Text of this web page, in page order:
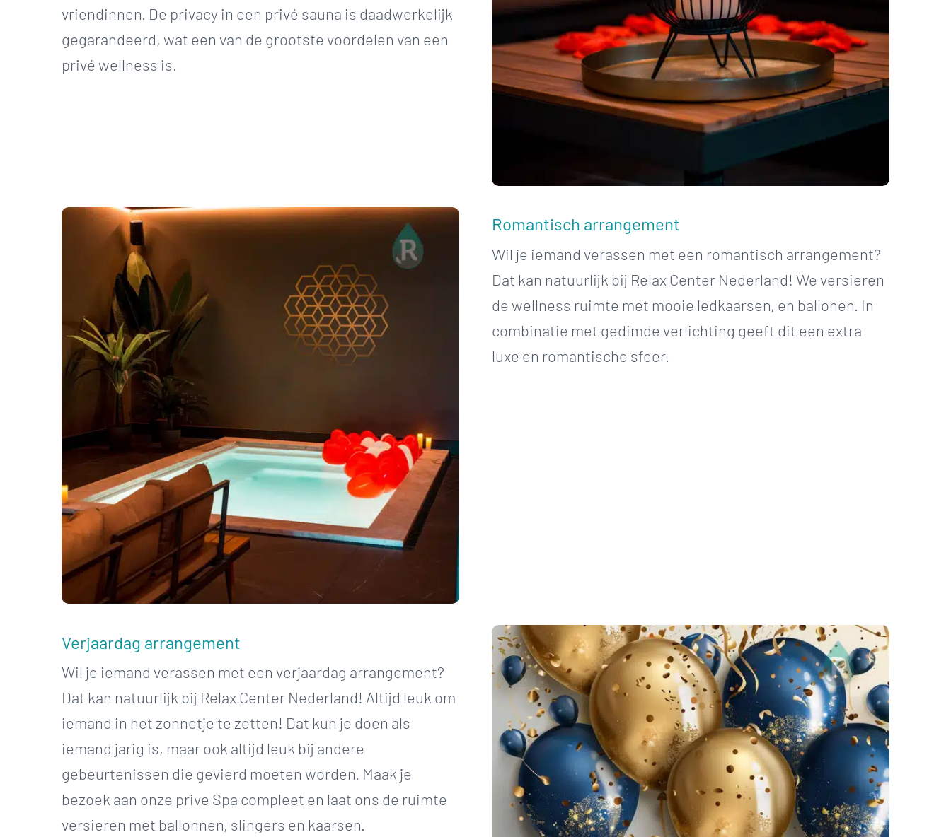
vriendinnen. De privacy in een privé sauna is daadwerkelijk
gegarandeerd, wat een van de grootste voordelen van een
privé wellness is.
Romantisch arrangement
Wil je iemand verassen met een romantisch arrangement?
Dat kan natuurlijk bij Relax Center Nederland! We versieren
de wellness ruimte met mooie ledkaarsen, en ballonen. In
combinatie met gedimde verlichting geeft dit een extra
luxe en romantische sfeer.
Verjaardag arrangement
Wil je iemand verassen met een verjaardag arrangement?
Dat kan natuurlijk bij Relax Center Nederland! Altijd leuk om
iemand in het zonnetje te zetten! Dat kun je doen als
iemand jarig is, maar ook altijd leuk bij andere
gebeurtenissen die gevierd moeten worden. Maak je
bezoek aan onze prive Spa compleet en laat ons de ruimte
versieren met ballonnen, slingers en kaarsen.